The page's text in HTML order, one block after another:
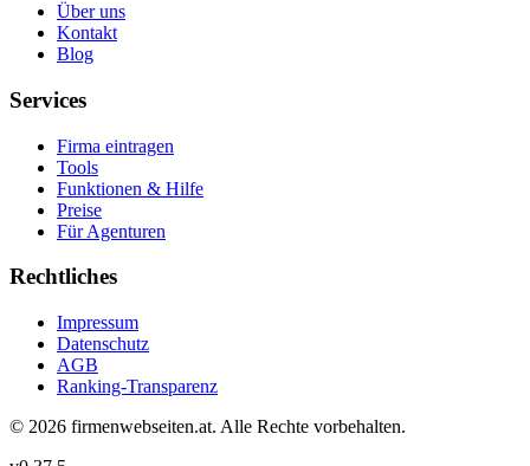
Über uns
Kontakt
Blog
Services
Firma eintragen
Tools
Funktionen & Hilfe
Preise
Für Agenturen
Rechtliches
Impressum
Datenschutz
AGB
Ranking-Transparenz
© 2026 firmenwebseiten.at. Alle Rechte vorbehalten.